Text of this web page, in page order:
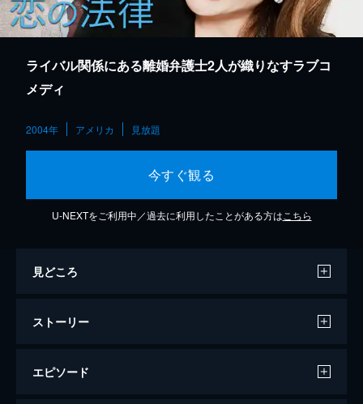
ライバル関係にある離婚弁護士2人が織りなすラブコ
メディ
2004年 アメリカ 見放題
今すぐ観る
U-NEXTをご利用中／過去に利用したことがある方は こちら
見どころ
ストーリー
エピソード